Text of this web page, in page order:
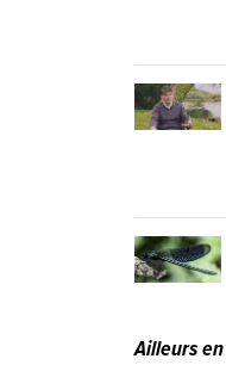
Ailleurs